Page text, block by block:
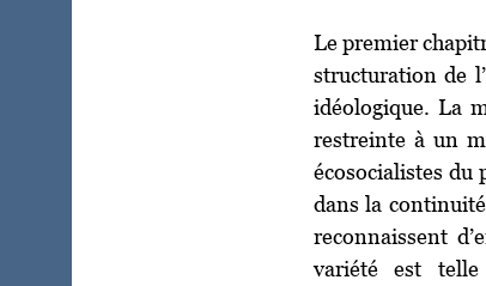
Le premier
structuration de
idéologique. La
restreinte à un
écosocialistes du
dans la
reconnaissent
variété est